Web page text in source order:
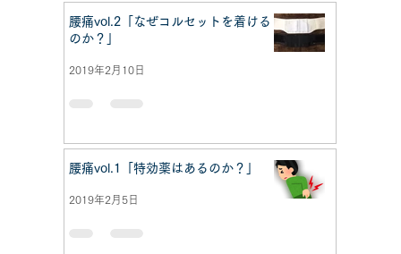
腰痛vol.2「なぜコルセットを着ける
のか？」
2019年2月10日
腰痛vol.1「特効薬はあるのか？」
2019年2月5日